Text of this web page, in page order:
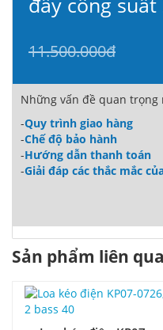
11.500.000đ
Những vấn đề quan
-Quy trình giao hàng
-Chế độ bảo hành
-Hướng dẫn thanh toán
-Giải đáp các thắc mắc
Sản phẩm liên